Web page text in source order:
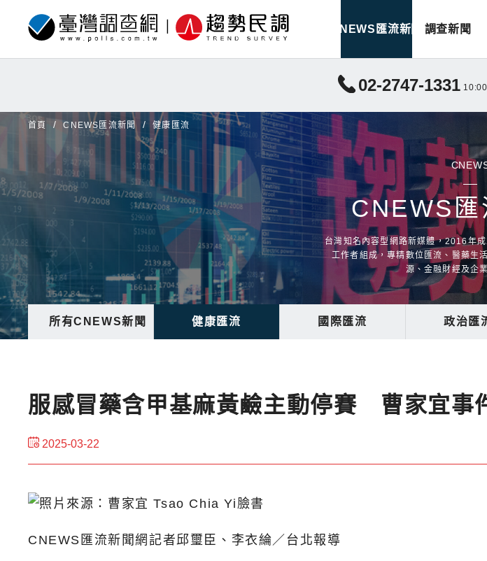
CNEWS匯流新聞 調查新聞
02-2747-1331
首頁 CNEWS匯流新聞 健康匯流
CNEWS
台灣知名內容型網路新媒體，2016年
工作者組成，專精數位匯流、醫藥生
源、金融財經及企
所有CNEWS新聞 健康匯流 國際匯流 政治匯
服感冒藥含甲基麻黃鹼主動停賽 曹家宜事
2025-03-22
CNEWS匯流新聞網記者邱璽臣、李衣綸／台北報導